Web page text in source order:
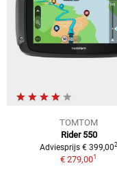
TOMTOM
Rider 550
Adviesprijs € 399,002
€ 279,001